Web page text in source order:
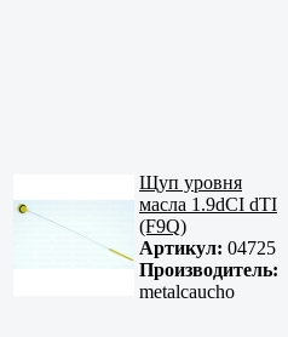
Щуп уровня
масла 1.9dCI dTI
(F9Q)
Артикул: 04725
Производитель:
metalcaucho